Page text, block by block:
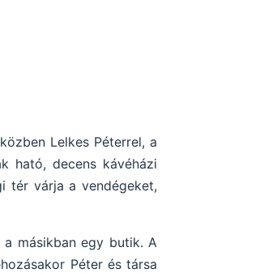
Lelkes Péterrel, a
ható, decens kávéházi
tér várja a vendégeket,
másikban egy butik. A
Péter és társa